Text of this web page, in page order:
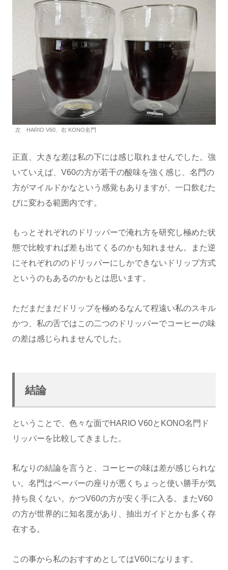
左 HARIO V60、右 KONO名門
正直、大きな差は私の下には感じ取れませんでした。強
いていえば、V60の方が若干の酸味を強く感じ、名門の
方がマイルドかなという感覚もありますが、一口飲むた
びに変わる範囲内です。
もっとそれぞれのドリッパーで淹れ方を研究し極めた状
態で比較すれば差も出てくるのかも知れません。また逆
にそれぞれののドリッパーにしかできないドリップ方式
というのもあるのかもとは思います。
ただまだまだドリップを極めるなんて程遠い私のスキル
かつ、私の舌ではこの二つのドリッパーでコーヒーの味
の差は感じられませんでした。
結論
ということで、色々な面でHARIO V60とKONO名門ド
リッパーを比較してきました。
私なりの結論を言うと、コーヒーの味は差が感じられな
い。名門はペーパーの座りが悪くちょっと使い勝手が気
持ち良くない。かつV60の方が安く手に入る。またV60
の方が世界的に知名度があり、抽出ガイドとかも多く存
在する。
この事から私のおすすめとしてはV60になります。